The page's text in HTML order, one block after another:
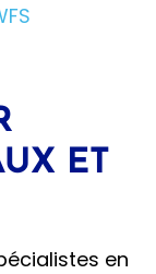
ET
en